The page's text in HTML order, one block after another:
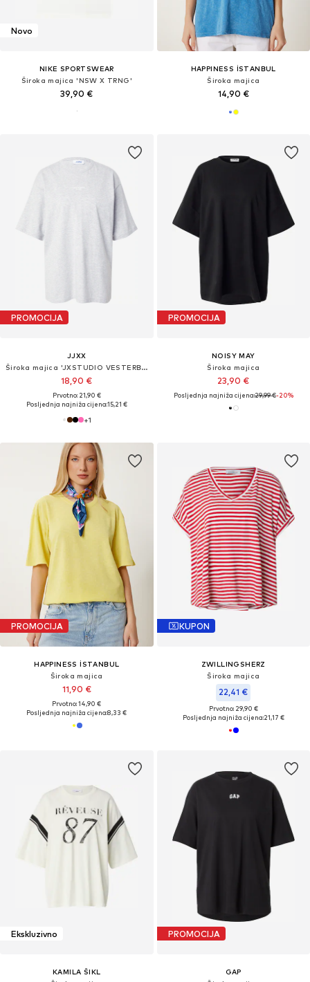
Novo
NIKE SPORTSWEAR
Široka majica 'NSW X TRNG'
39,90 €
HAPPINESS İSTANBUL
Široka majica
14,90 €
PROMOCIJA
JJXX
Široka majica 'JXSTUDIO VESTERBRO'
18,90 €
Prvotno: 21,90 €
Posljednja najniža cijena:15,21 €
+1
PROMOCIJA
NOISY MAY
Široka majica
23,90 €
Posljednja najniža cijena:29,99 €-20%
PROMOCIJA
HAPPINESS İSTANBUL
Široka majica
11,90 €
Prvotno: 14,90 €
Posljednja najniža cijena:8,33 €
KUPON
ZWILLINGSHERZ
Široka majica
22,41 €
Prvotno: 29,90 €
Posljednja najniža cijena:21,17 €
Ekskluzivno
KAMILA ŠIKL
PROMOCIJA
GAP